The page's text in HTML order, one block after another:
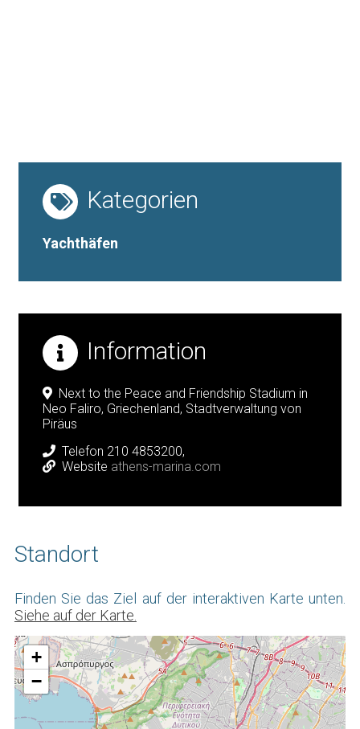
Kategorien
Yachthäfen
Information
Νext to the Peace and Friendship Stadium in
Neo Faliro, Griechenland, Stadtverwaltung von
Piräus
Telefon 210 4853200,
Website athens-marina.com
Standort
Finden Sie das Ziel auf der interaktiven Karte unten.
Siehe auf der Karte.
+
−